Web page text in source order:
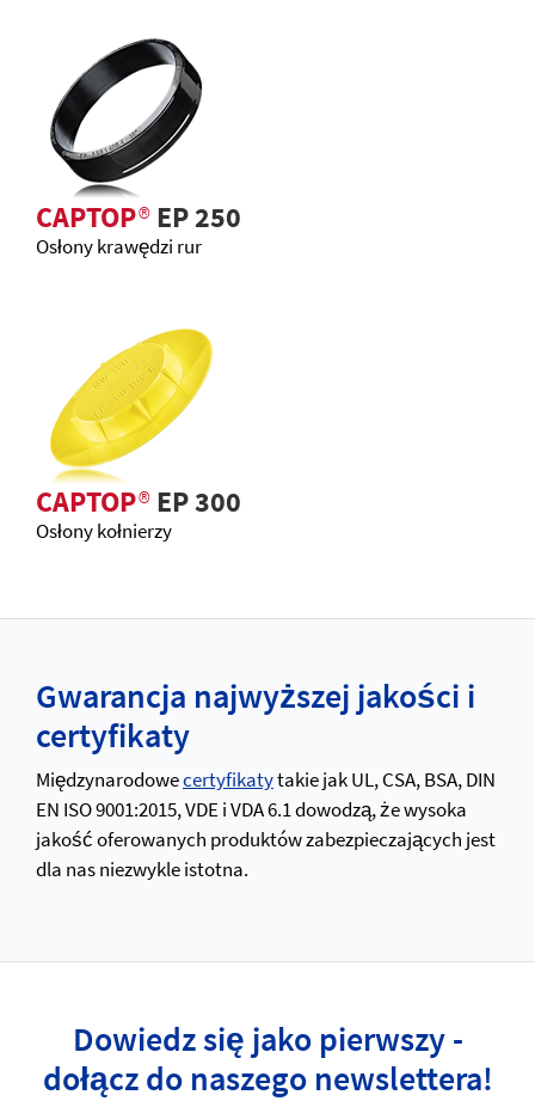
CAPTOP®EP 250
Osłony krawędzi rur
CAPTOP®EP 300
Osłony kołnierzy
Gwarancja najwyższej jakości i
certyfikaty
Międzynarodowecertyfikatytakie jak UL, CSA, BSA, DIN
EN ISO 9001:2015, VDE i VDA 6.1 dowodzą, że wysoka
jakość oferowanych produktów zabezpieczających jest
dla nas niezwykle istotna.
Dowiedz się jako pierwszy -
dołącz do naszego newslettera!